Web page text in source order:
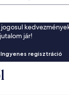
jár!
Ingyenes regisztráció